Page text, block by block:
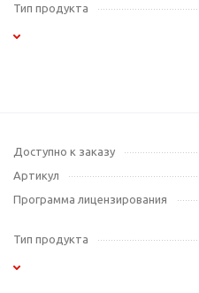
Тип продукта
Доступно к заказу
Артикул
Программа лицензирования
Тип продукта